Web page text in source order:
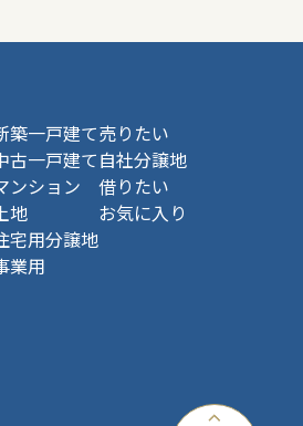
築一戸建て
古一戸建て
ンション
地
宅用分譲地
業用
売りたい
自社分譲地
借りたい
お気に入り